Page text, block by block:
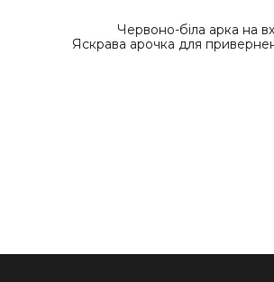
Червоно-біла арка на
Яскрава арочка для